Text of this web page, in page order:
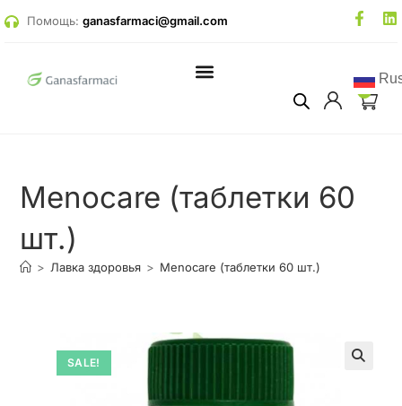
Помощь: ganasfarmaci@gmail.com
0
Menocare (таблетки 60
шт.)
> Лавка здоровья > Menocare (таблетки 60 шт.)
SALE!